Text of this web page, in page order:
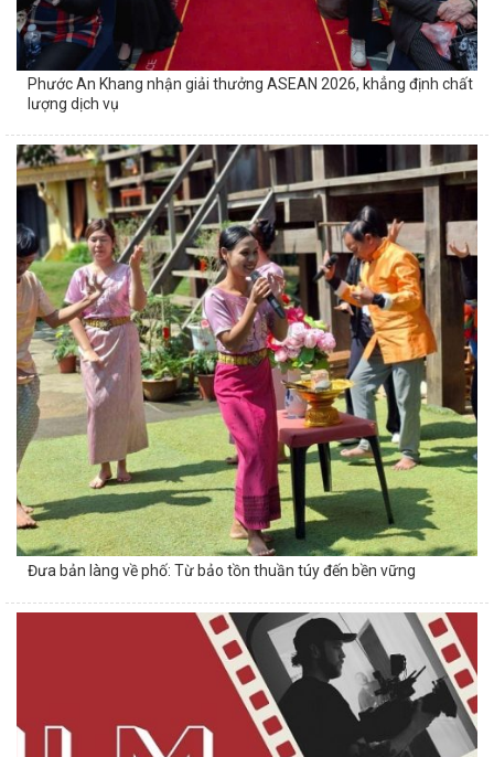
Phước An Khang nhận giải thưởng ASEAN 2026, khẳng định chất
lượng dịch vụ
Đưa bản làng về phố: Từ bảo tồn thuần túy đến bền vững